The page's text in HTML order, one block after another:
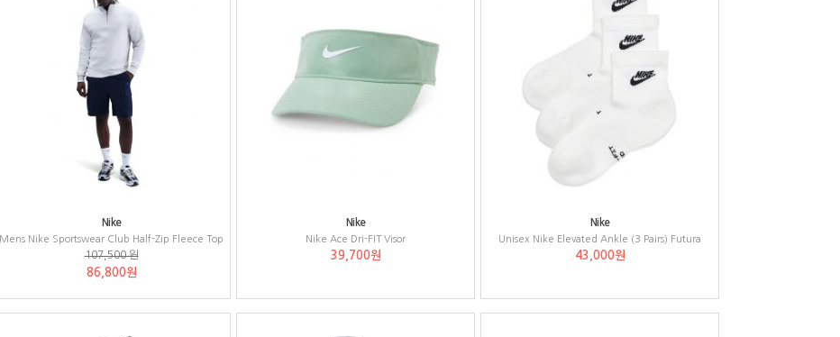
Nike
Mens Nike Sportswear Club Half-Zip Fleece Top
107,500 원
86,800원
Nike
Nike Ace Dri-FIT Visor
39,700원
Nike
Unisex Nike Elevated Ankle (3 Pairs) Futura
43,000원